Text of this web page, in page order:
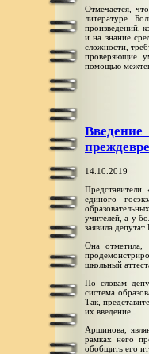
Отмечается,
литературе.
произведений,
и на знание
сложности,
проверяющие
помощью
14.10.2019
единого
учителей, а у
заявила
Она отметила,
школьный
По словам
система
Так,
их введение.
Аршинова,
рамках него
обобщить его